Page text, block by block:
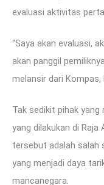
evaluasi aktivitas
“Saya akan evaluasi,
akan panggil
melansir dari
Tak sedikit pihak
yang dilakukan di Raja
tersebut adalah salah
yang menjadi daya
mancanegara.